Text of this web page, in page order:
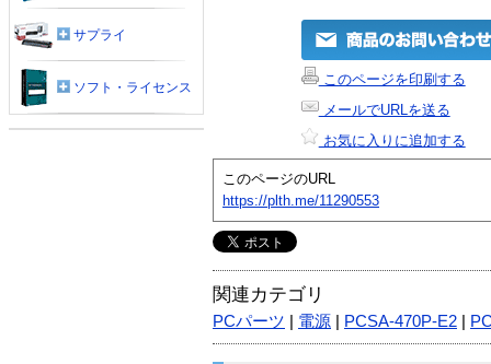
このページを印刷する
メールでURLを送る
お気に入りに追加する
このページのURL
https://plth.me/11290553
関連カテゴリ
PCパーツ 電源 PCSA-470P-E2
サプライ
ソフト・ライセンス